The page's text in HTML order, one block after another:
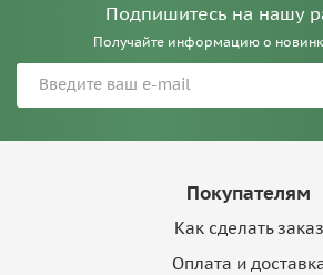
Подпишитесь на нашу
Получайте информацию о
Покупателям
Как сделать заказ
Оплата и